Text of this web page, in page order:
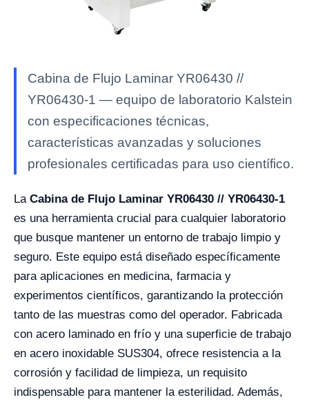
Cabina de Flujo Laminar YR06430 //
YR06430-1 — equipo de laboratorio Kalstein
con especificaciones técnicas,
características avanzadas y soluciones
profesionales certificadas para uso científico.
La Cabina de Flujo Laminar YR06430 // YR06430-1
es una herramienta crucial para cualquier laboratorio
que busque mantener un entorno de trabajo limpio y
seguro. Este equipo está diseñado específicamente
para aplicaciones en medicina, farmacia y
experimentos científicos, garantizando la protección
tanto de las muestras como del operador. Fabricada
con acero laminado en frío y una superficie de trabajo
en acero inoxidable SUS304, ofrece resistencia a la
corrosión y facilidad de limpieza, un requisito
indispensable para mantener la esterilidad. Además,